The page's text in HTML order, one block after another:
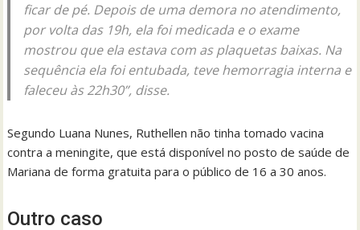
ficar de pé. Depois de uma demora no atendimento,
por volta das 19h, ela foi medicada e o exame
mostrou que ela estava com as plaquetas baixas. Na
sequência ela foi entubada, teve hemorragia interna e
faleceu às 22h30”, disse.
Segundo Luana Nunes, Ruthellen não tinha tomado vacina
contra a meningite, que está disponível no posto de saúde de
Mariana de forma gratuita para o público de 16 a 30 anos.
Outro caso